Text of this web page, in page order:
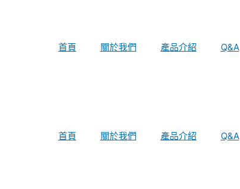
首頁 關於我們 產品介紹 Q&A
首頁 關於我們 產品介紹 Q&A